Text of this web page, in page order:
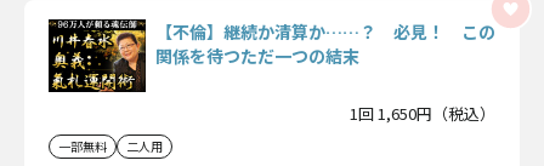
【不倫】継続か清算か……？ 必見！ この
関係を待つただ一つの結末
1回 1,650円（税込）
一部無料 二人用